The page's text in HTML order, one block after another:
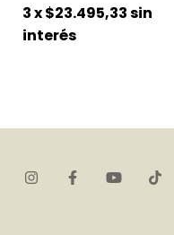
3x$23.495,33sin
interés